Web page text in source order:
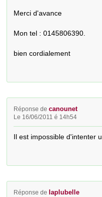
Merci d'avance
Mon tel : 0145806390.
bien cordialement
Réponse decanounet
Le 16/06/2011 é 14h54
Il est impossible d'intenter
Réponse de laplubelle